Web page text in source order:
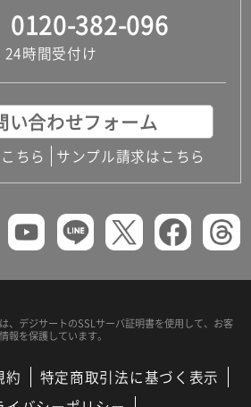
0120-382-096
24時間受付け
い合わせフォーム
ちら サンプル請求はこちら
、デジサートのSSLサーバ証明書を使用して、 お客
報を保護しています。
約
特定商取引法に基づく表示